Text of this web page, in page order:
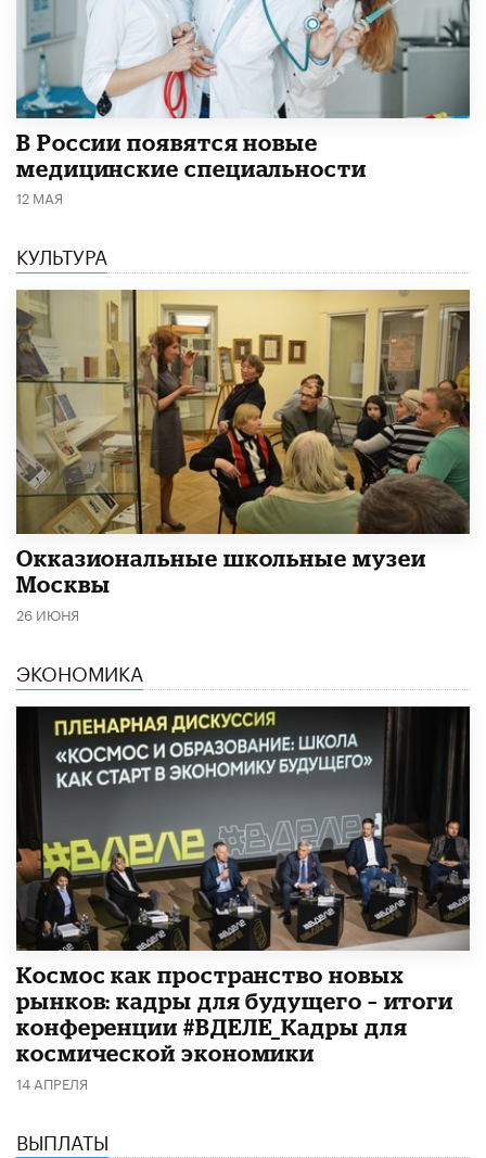
В России появятся новые
медицинские специальности
12 МАЯ
КУЛЬТУРА
​Окказиональные школьные музеи
Москвы
26 ИЮНЯ
ЭКОНОМИКА
Космос как пространство новых
рынков: кадры для будущего – итоги
конференции #ВДЕЛЕ_Кадры для
космической экономики
14 АПРЕЛЯ
ВЫПЛАТЫ